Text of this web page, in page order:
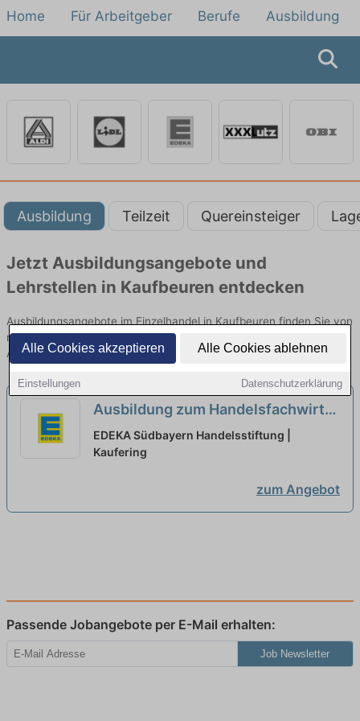
Alle Cookies akzeptieren Alle Cookies ablehnen
Einstellungen Datenschutzerklärung
Home Für Arbeitgeber Berufe Ausbildung
Ausbildung Teilzeit Quereinsteiger
Jetzt Ausbildungsangebote und
Lehrstellen in Kaufbeuren entdecken
Ausbildungsangebote im Einzelhandel in Kaufbeuren finden Sie von
namhaften Firmen. Entdecken Sie freie Optionen von Top-
Arbeitgebern und bewerben Sie sich noch heute.
Ausbildung zum Handelsfachwirt
(IHK) Einzelhandel (m/w/d) neu
EDEKA Südbayern Handelsstiftung |
Kaufering
zum Angebot
Passende Jobangebote per E-Mail erhalten:
Job Newsletter